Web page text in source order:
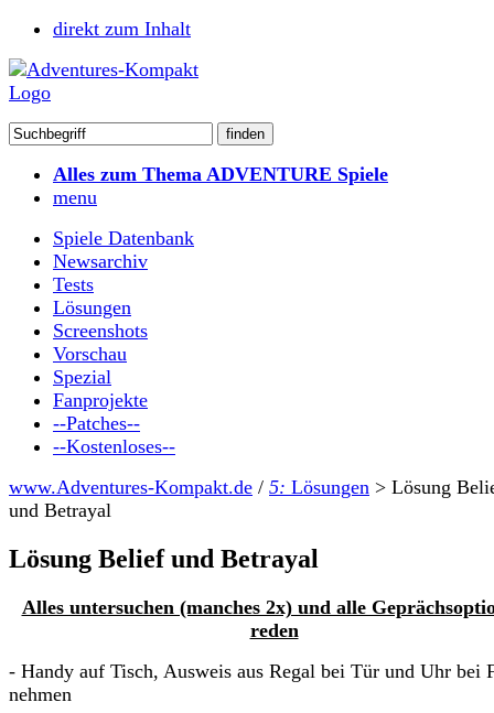
direkt zum Inhalt
Alles zum Thema ADVENTURE Spiele
menu
Spiele Datenbank
Newsarchiv
Tests
Lösungen
Screenshots
Vorschau
Spezial
Fanprojekte
--Patches--
--Kostenloses--
www.Adventures-Kompakt.de / 5: Lösungen > Lösung
und Betrayal
Lösung Belief und Betrayal
Alles untersuchen (manches 2x) und alle
reden
- Handy auf Tisch, Ausweis aus Regal bei Tür und Uhr bei
nehmen